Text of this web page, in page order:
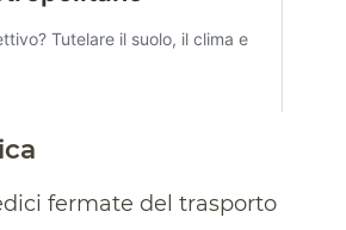
fermate del trasporto